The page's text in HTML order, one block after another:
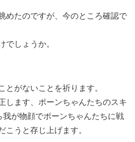
めたのですが、今のところ確認で
でしょうか。
がないことを祈ります。
します、ポーンちゃんたちのスキ
が物顔でポーンちゃんたちに戦
うと存じ上げます。